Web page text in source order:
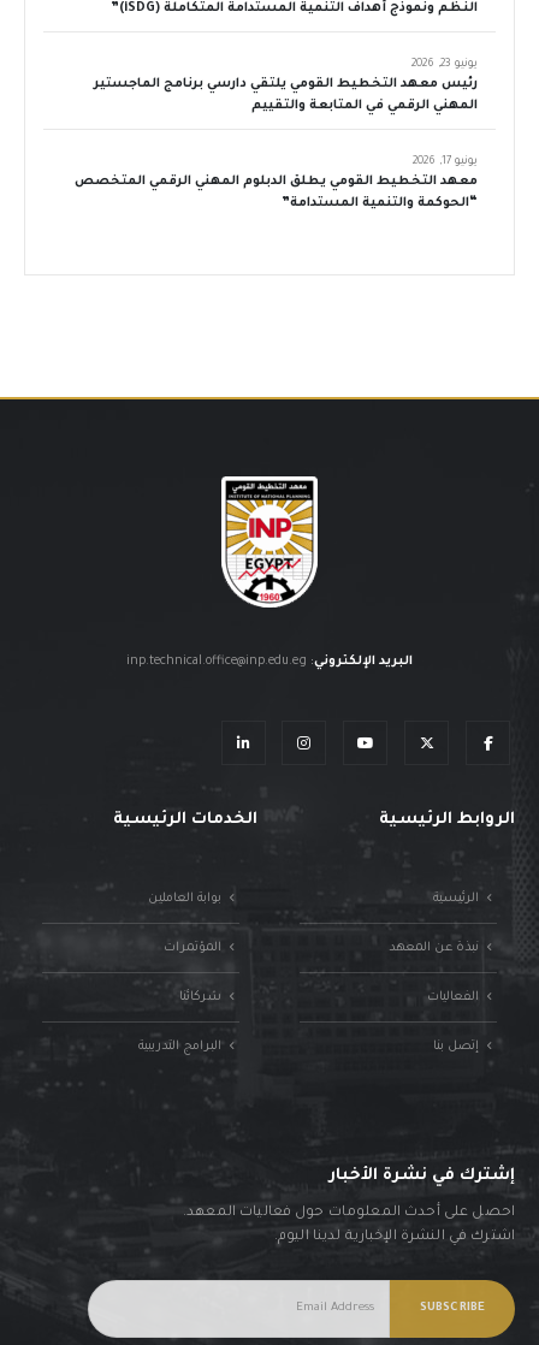
النظم ونموذج أهداف التنمية المستدامة المتكاملة (iSDG)”
رئيس معهد التخطيط القومي يلتقي دارسي برنامج الماجستير
المهني الرقمي في المتابعة والتقييم
يونيو 23, 2026
معهد التخطيط القومي يطلق الدبلوم المهني الرقمي المتخصص
“الحوكمة والتنمية المستدامة”
يونيو 17, 2026
البريد الإلكتروني:
inp.technical.office@inp.edu.eg
الروابط الرئيسية
الرئيسية
نبذة عن المعهد
الفعاليات
إتصل بنا
الخدمات الرئيسية
بوابة العاملين
المؤتمرات
شركائنا
البرامج التدريبية
إشترك في نشرة الأخبار
احصل على أحدث المعلومات حول فعاليات المعهد.
اشترك في النشرة الإخبارية لدينا اليوم.